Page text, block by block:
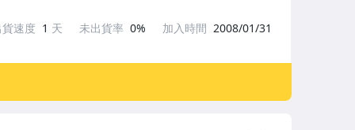
速度 1 天 未出貨率 0% 加入時間 2008/01/31